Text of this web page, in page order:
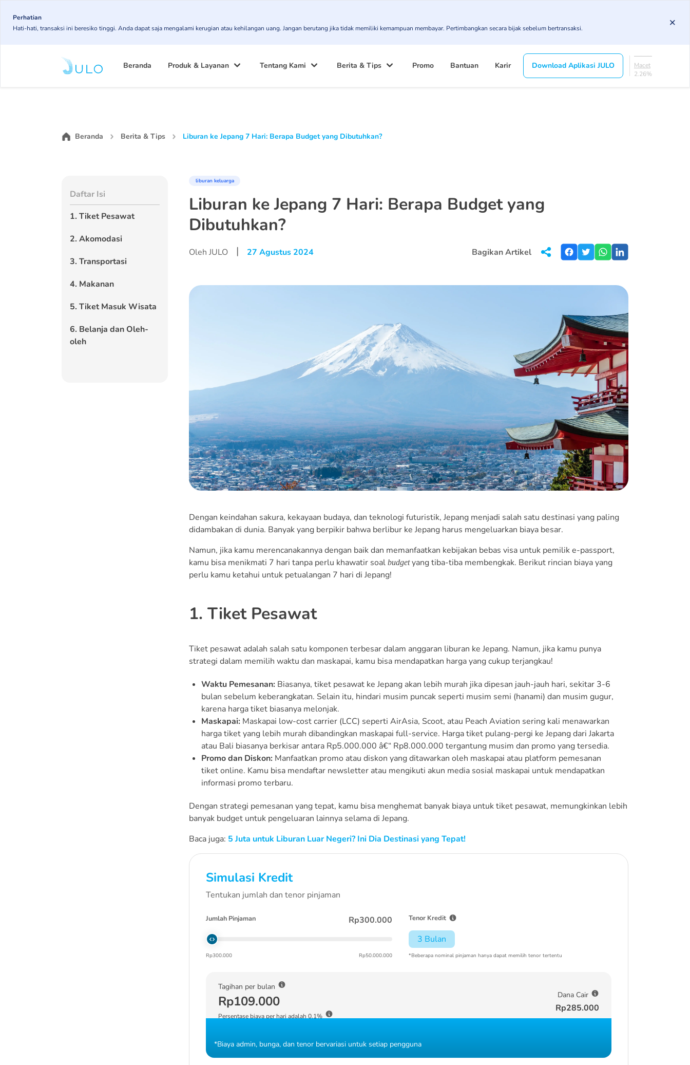
SkipPerhatian
Hati-hati, transaksi ini beresiko tinggi. Anda dapat saja mengalami kerugian atau kehilangan uang. Jangan berutang jika tidak memiliki kemampuan membayar. Pertimbangkan secara bijak sebelum bertransaksi.
Main
Beranda Produk & Layanan Tentang Kami Berita & Tips Promo Bantuan Karir Download Aplikasi JULO
Macet
2.26%
Beranda Berita & Tips Liburan ke Jepang 7 Hari: Berapa Budget yang Dibutuhkan?
Daftar Isi
1. Tiket Pesawat
2. Akomodasi
3. Transportasi
4. Makanan
5. Tiket Masuk Wisata
6. Belanja dan Oleh-
oleh
liburan keluarga
Liburan ke Jepang 7 Hari: Berapa Budget yang
Dibutuhkan?
Oleh JULO | 27 Agustus 2024 Bagikan Artikel
Dengan keindahan sakura, kekayaan budaya, dan teknologi futuristik, Jepang menjadi salah satu destinasi yang paling
didambakan di dunia. Banyak yang berpikir bahwa berlibur ke Jepang harus mengeluarkan biaya besar.
Namun, jika kamu merencanakannya dengan baik dan memanfaatkan kebijakan bebas visa untuk pemilik e-passport,
kamu bisa menikmati 7 hari tanpa perlu khawatir soal budgetyang tiba-tiba membengkak. Berikut rincian biaya yang
perlu kamu ketahui untuk petualangan 7 hari di Jepang!
1. Tiket Pesawat
Tiket pesawat adalah salah satu komponen terbesar dalam anggaran liburan ke Jepang. Namun, jika kamu punya
strategi dalam memilih waktu dan maskapai, kamu bisa mendapatkan harga yang cukup terjangkau!
Waktu Pemesanan: Biasanya, tiket pesawat ke Jepang akan lebih murah jika dipesan jauh-jauh hari, sekitar 3-6
bulan sebelum keberangkatan. Selain itu, hindari musim puncak seperti musim semi (hanami) dan musim gugur,
karena harga tiket biasanya melonjak.
Maskapai: Maskapai low-cost carrier (LCC) seperti AirAsia, Scoot, atau Peach Aviation sering kali menawarkan
harga tiket yang lebih murah dibandingkan maskapai full-service. Harga tiket pulang-pergi ke Jepang dari Jakarta
atau Bali biasanya berkisar antara Rp5.000.000 â€“ Rp8.000.000 tergantung musim dan promo yang tersedia.
Promo dan Diskon: Manfaatkan promo atau diskon yang ditawarkan oleh maskapai atau platform pemesanan
tiket online. Kamu bisa mendaftar newsletter atau mengikuti akun media sosial maskapai untuk mendapatkan
informasi promo terbaru.
Dengan strategi pemesanan yang tepat, kamu bisa menghemat banyak biaya untuk tiket pesawat, memungkinkan lebih
banyak budget untuk pengeluaran lainnya selama di Jepang.
Baca juga: 5 Juta untuk Liburan Luar Negeri? Ini Dia Destinasi yang Tepat!
Simulasi Kredit
Tentukan jumlah dan tenor pinjaman
Jumlah Pinjaman Rp300.000
Rp300.000 Rp50.000.000
Tenor Kredit
3 Bulan
*Beberapa nominal pinjaman hanya dapat memilih tenor tertentu
Tagihan per bulan
Rp109.000
Persentase biaya per hari adalah 0.1%
Dana Cair
Rp285.000
*Biaya admin, bunga, dan tenor bervariasi untuk setiap pengguna